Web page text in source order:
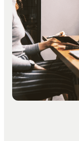
工作汇报模板
PPT美化